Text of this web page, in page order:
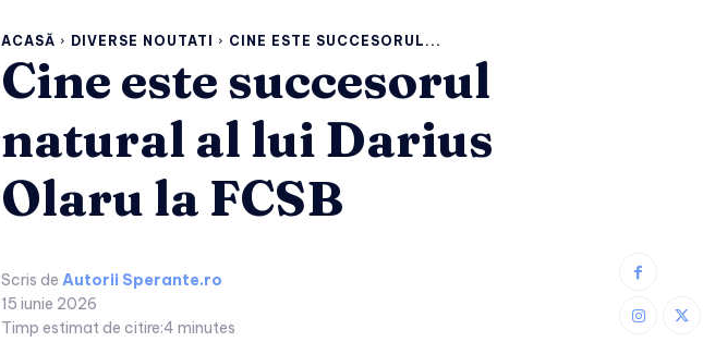
ACASĂ DIVERSE NOUTATI CINE ESTE SUCCESORUL...
Cine este succesorul
natural al lui Darius
Olaru la FCSB
Scris de Autorii Sperante.ro
15 iunie 2026
Timp estimat de citire:4 minutes